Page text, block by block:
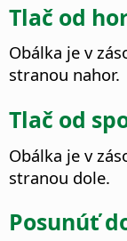
Tlač od
Obálka je v
stranou nahor.
Tlač od
Obálka je v
stranou dole.
Posunúť